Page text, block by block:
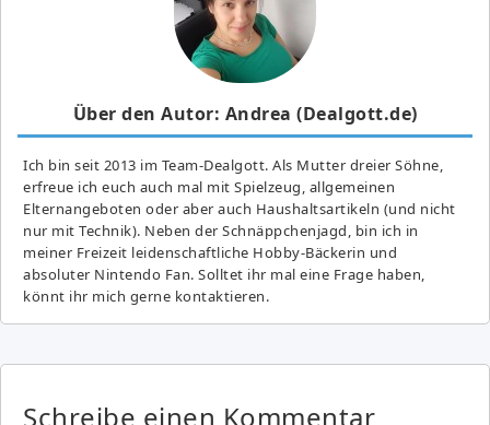
Über den Autor: Andrea (Dealgott.de)
Ich bin seit 2013 im Team-Dealgott. Als Mutter dreier Söhne,
erfreue ich euch auch mal mit Spielzeug, allgemeinen
Elternangeboten oder aber auch Haushaltsartikeln (und nicht
nur mit Technik). Neben der Schnäppchenjagd, bin ich in
meiner Freizeit leidenschaftliche Hobby-Bäckerin und
absoluter Nintendo Fan. Solltet ihr mal eine Frage haben,
könnt ihr mich gerne kontaktieren.
Schreibe einen Kommentar